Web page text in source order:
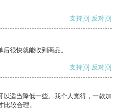
支持[0] 反对[0]
很快就能收到商品。
支持[0] 反对[0]
以适当降低一些。我个人觉得，一款加
较合理。